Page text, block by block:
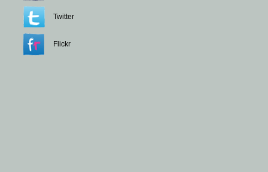
Twitter
Flickr